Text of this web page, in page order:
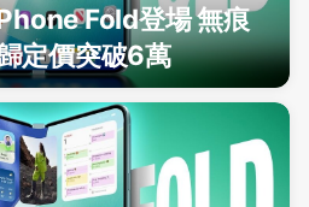
Fold登場 無痕
定價突破6萬